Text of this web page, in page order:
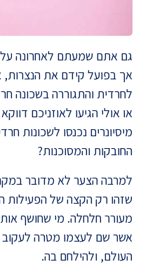
גם אתם שמעתם לאחרונה
אך בפועל קידם את
לחרדית והתגוררה בשכונה
או אולי הגיעו לאוזניכם
מיסיונרים נכנסו לשכונות
החובקות והמסוכנות?
למרבה הצער לא מדובר
שזהו רק הקצה של הפעילות
מעורר חלחלה. מי שחושף
אשר שם לעצמו מטרה לעקוב
העולם, ולהילחם בה.